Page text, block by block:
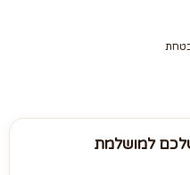
למושלמת